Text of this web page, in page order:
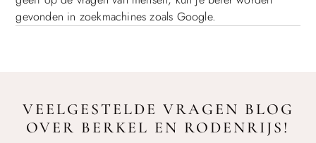
gevonden in zoekmachines zoals Google.
VEELGESTELDE VRAGEN BLOG
OVER BERKEL EN RODENRIJS!